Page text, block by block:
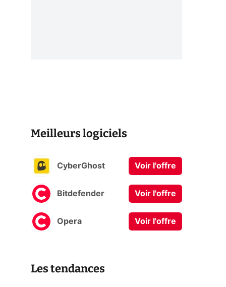
Meilleurs logiciels
CyberGhost Voir l'offre
Bitdefender Voir l'offre
Opera Voir l'offre
Les tendances